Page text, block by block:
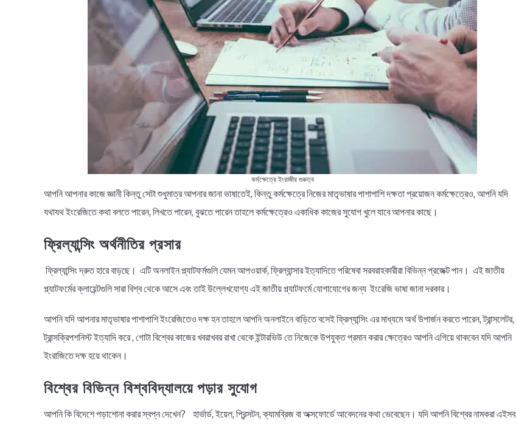
কর্মক্ষেত্রে ইংরাজীর গুরুত্ব
আপনি আপনার কাজে জ্ঞানী কিন্তু সেটা শুধুমাত্র আপনার জানা ভাষাতেই, কিন্তু কর্মক্ষেত্রে নিজের মাতৃভাষার পাশাপাশি দক্ষতা প্রয়োজন কর্মক্ষেত্রেও, আপনি যদি
যথাযথ ইংরেজিতে কথা বলতে পারেন, লিখতে পারেন, বুঝতে পারেন তাহলে কর্মক্ষেত্রেও একাধিক কাজের সুযোগ খুলে যাবে আপনার কাছে।
ফ্রিল্যান্সিং অর্থনীতির প্রসার
ফ্রিল্যান্সিং দ্রুত হারে বাড়ছে। এটি অনলাইন প্ল্যাটফর্মগুলি যেমন আপওয়ার্ক, ফ্রিল্যান্সার ইত্যাদিতে পরিষেবা সরবরাহকারীরা বিভিন্ন প্রজেক্ট পান। এই জাতীয়
প্ল্যাটফর্মের ক্লায়েন্টগুলি সারা বিশ্ব থেকে আসে এবং তাই উল্লেখযোগ্য এই জাতীয় প্ল্যাটফর্মে যোগাযোগের জন্য ইংরেজি ভাষা জানা দরকার।
আপনি যদি আপনার মাতৃভাষার পাশাপাশি ইংরেজিতেও দক্ষ হন তাহলে আপনি অনলাইনে বাড়িতে বসেই ফ্রিল্যান্সিং এর মাধ্যমে অর্থ উপার্জন করতে পারেন, ট্রান্সলেটর,
ট্রান্সক্রিপশনিস্ট ইত্যাদি করে , গোটা বিশ্বের কাজের খবরাখবর রাখা থেকে ইন্টারভিউ তে নিজেকে উপযুক্ত প্রমান করার ক্ষেত্রেও আপনি এগিয়ে থাকবেন যদি আপনি
ইংরাজিতে দক্ষ হয়ে থাকেন।
বিশ্বের বিভিন্ন বিশ্ববিদ্যালয়ে পড়ার সুযোগ
আপনি কি বিদেশে পড়াশোনা করার স্বপ্ন দেখেন? হার্ভার্ড, ইয়েল, প্রিন্সটন, ক্যামব্রিজ বা অক্সফোর্ডে আবেদনের কথা ভেবেছেন। যদি আপনি বিশ্বের নামকরা এইসব